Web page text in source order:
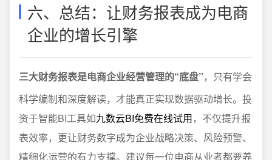
六、总结：让财务报表成为电商
企业的增长引擎
三大财务报表是电商企业经营管理的“底盘”，只有学会
科学编制和深度解读，才能真正实现数据驱动增长。投
资于智能BI工具如九数云BI免费在线试用，不仅提升报
表效率，更让财务数字成为企业战略决策、风险预警、
精细化运营的有力支撑。建议每一位电商从业者都要养